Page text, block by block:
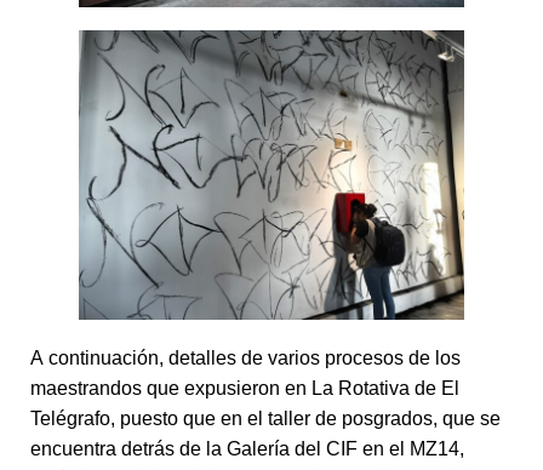
A continuación, detalles de varios procesos de los
maestrandos que expusieron en La Rotativa de El
Telégrafo, puesto que en el taller de posgrados, que se
encuentra detrás de la Galería del CIF en el MZ14,